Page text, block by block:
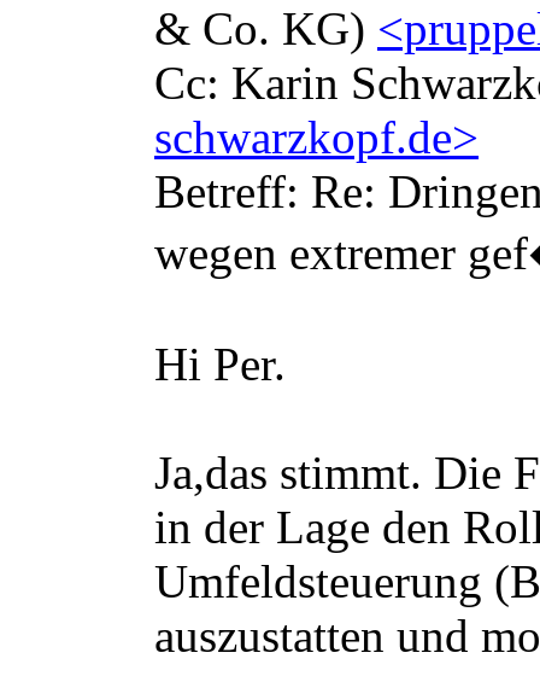
& Co. KG)
Cc: Karin
schwarzkopf.de>
Betreff: Re:
wegen extremer gef
Hi Per.
Ja,das stimmt. Die
in der Lage den
Umfeldsteuerung
auszustatten und